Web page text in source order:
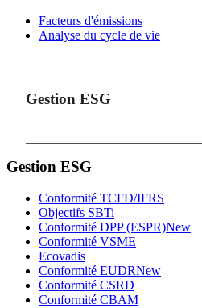
Facteurs d'émissions
Analyse du cycle de vie
Gestion ESG
Gestion ESG
Conformité TCFD/IFRS
Objectifs SBTi
Conformité DPP (ESPR)New
Conformité VSME
Ecovadis
Conformité EUDRNew
Conformité CSRD
Conformité CBAM